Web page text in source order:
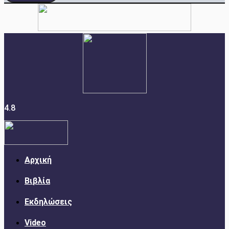
4.8
Αρχική
Βιβλία
Εκδηλώσεις
Video